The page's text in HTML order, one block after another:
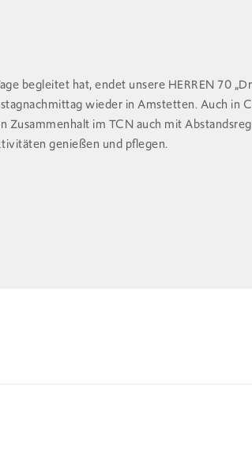
begleitet hat, endet unsere HERREN 70
wieder in Amstetten. Auch in
Zusammenhalt im TCN auch mit
genießen und pflegen.